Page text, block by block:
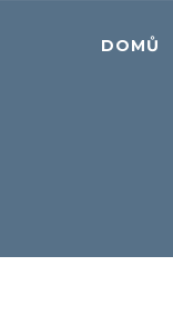
DOMŮ